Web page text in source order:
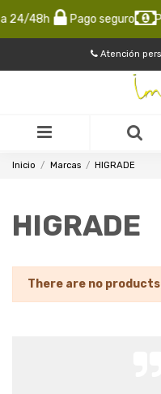
24/48h Pago seguro
Atención
Inicio Marcas HIGRADE
HIGRADE
There are no